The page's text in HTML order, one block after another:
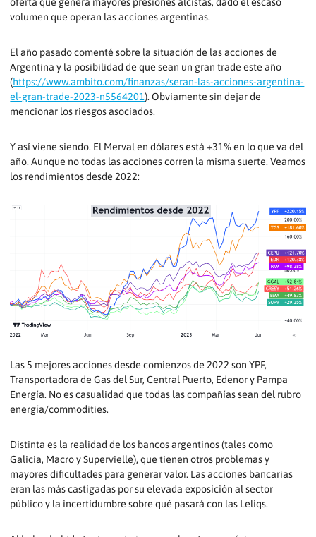
volumen que operan las acciones argentinas.
El año pasado comenté sobre la situación de las acciones de
Argentina y la posibilidad de que sean un gran trade este año
(https://www.ambito.com/finanzas/seran-las-acciones-argentina-
el-gran-trade-2023-n5564201). Obviamente sin dejar de
mencionar los riesgos asociados.
Y así viene siendo. El Merval en dólares está +31% en lo que va del
año. Aunque no todas las acciones corren la misma suerte. Veamos
los rendimientos desde 2022:
Las 5 mejores acciones desde comienzos de 2022 son YPF,
Transportadora de Gas del Sur, Central Puerto, Edenor y Pampa
Energía. No es casualidad que todas las compañías sean del rubro
energía/commodities.
Distinta es la realidad de los bancos argentinos (tales como
Galicia, Macro y Supervielle), que tienen otros problemas y
mayores dificultades para generar valor. Las acciones bancarias
eran las más castigadas por su elevada exposición al sector
público y la incertidumbre sobre qué pasará con las Leliqs.